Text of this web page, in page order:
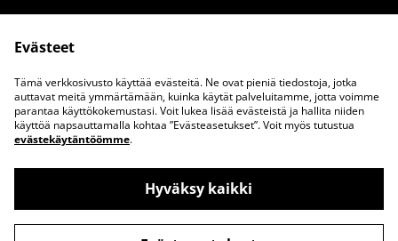
Ota meihin yhteyttä
Juridiset ehdot
Tietosuojakäytäntö
Evästeet
Tämä verkkosivusto käyttää evästeitä. Ne ovat pieniä tiedostoja, jotka
auttavat meitä ymmärtämään, kuinka käytät palveluitamme, jotta voimme
parantaa käyttökokemustasi. Voit lukea lisää evästeistä ja hallita niiden
käyttöä napsauttamalla kohtaa ”Evästeasetukset”. Voit myös tutustua
evästekäytäntöömme.
Hyväksy kaikki